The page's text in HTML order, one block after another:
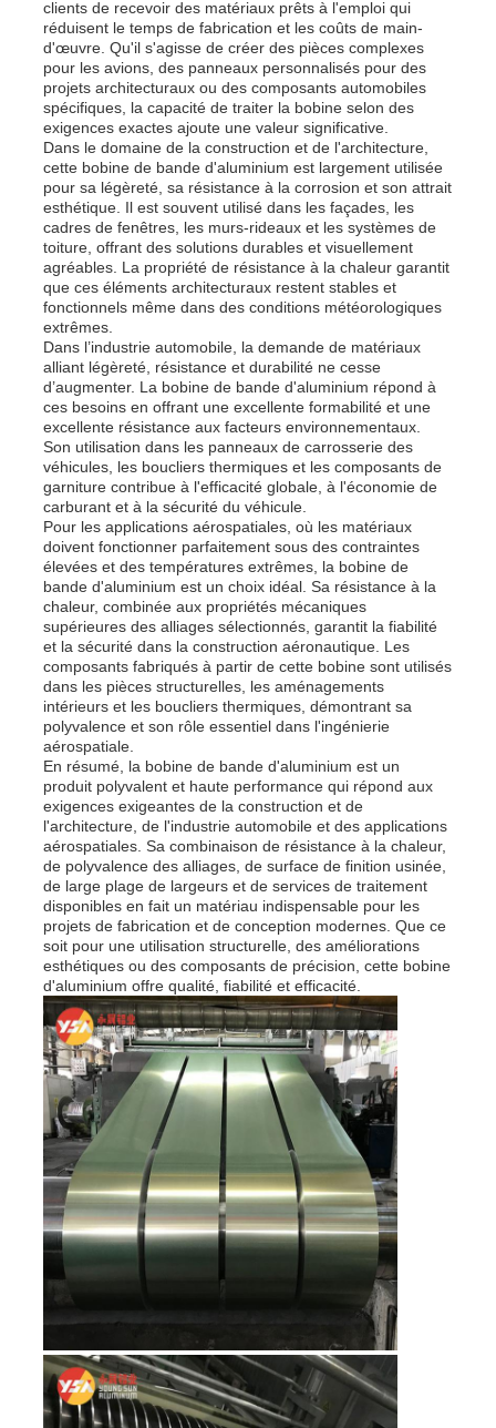
feuille d'aluminium laminée
Panneaux en nid d'abeille en aluminium
Nid d'abeilles en aluminium
Miroir en aluminium
clients de recevoir des matériaux prêts à l'emploi qui
réduisent le temps de fabrication et les coûts de main-
d'œuvre. Qu'il s'agisse de créer des pièces complexes
pour les avions, des panneaux personnalisés pour des
projets architecturaux ou des composants automobiles
spécifiques, la capacité de traiter la bobine selon des
exigences exactes ajoute une valeur significative.
Dans le domaine de la construction et de l'architecture,
cette bobine de bande d'aluminium est largement utilisée
pour sa légèreté, sa résistance à la corrosion et son attrait
esthétique. Il est souvent utilisé dans les façades, les
cadres de fenêtres, les murs-rideaux et les systèmes de
toiture, offrant des solutions durables et visuellement
agréables. La propriété de résistance à la chaleur garantit
que ces éléments architecturaux restent stables et
fonctionnels même dans des conditions météorologiques
extrêmes.
Dans l’industrie automobile, la demande de matériaux
alliant légèreté, résistance et durabilité ne cesse
d’augmenter. La bobine de bande d'aluminium répond à
ces besoins en offrant une excellente formabilité et une
excellente résistance aux facteurs environnementaux.
Son utilisation dans les panneaux de carrosserie des
véhicules, les boucliers thermiques et les composants de
garniture contribue à l'efficacité globale, à l'économie de
carburant et à la sécurité du véhicule.
Pour les applications aérospatiales, où les matériaux
doivent fonctionner parfaitement sous des contraintes
élevées et des températures extrêmes, la bobine de
bande d'aluminium est un choix idéal. Sa résistance à la
chaleur, combinée aux propriétés mécaniques
supérieures des alliages sélectionnés, garantit la fiabilité
et la sécurité dans la construction aéronautique. Les
composants fabriqués à partir de cette bobine sont utilisés
dans les pièces structurelles, les aménagements
intérieurs et les boucliers thermiques, démontrant sa
polyvalence et son rôle essentiel dans l'ingénierie
aérospatiale.
En résumé, la bobine de bande d'aluminium est un
produit polyvalent et haute performance qui répond aux
exigences exigeantes de la construction et de
l'architecture, de l'industrie automobile et des applications
aérospatiales. Sa combinaison de résistance à la chaleur,
de polyvalence des alliages, de surface de finition usinée,
de large plage de largeurs et de services de traitement
disponibles en fait un matériau indispensable pour les
projets de fabrication et de conception modernes. Que ce
soit pour une utilisation structurelle, des améliorations
esthétiques ou des composants de précision, cette bobine
d'aluminium offre qualité, fiabilité et efficacité.